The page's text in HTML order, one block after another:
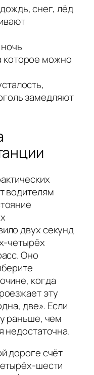
снег, лёд
которое можно
замедляют
водителям
двух секунд
четырёх
Оно
когда
эту
две». Если
раньше, чем
недостаточна.
дороге счёт
шести